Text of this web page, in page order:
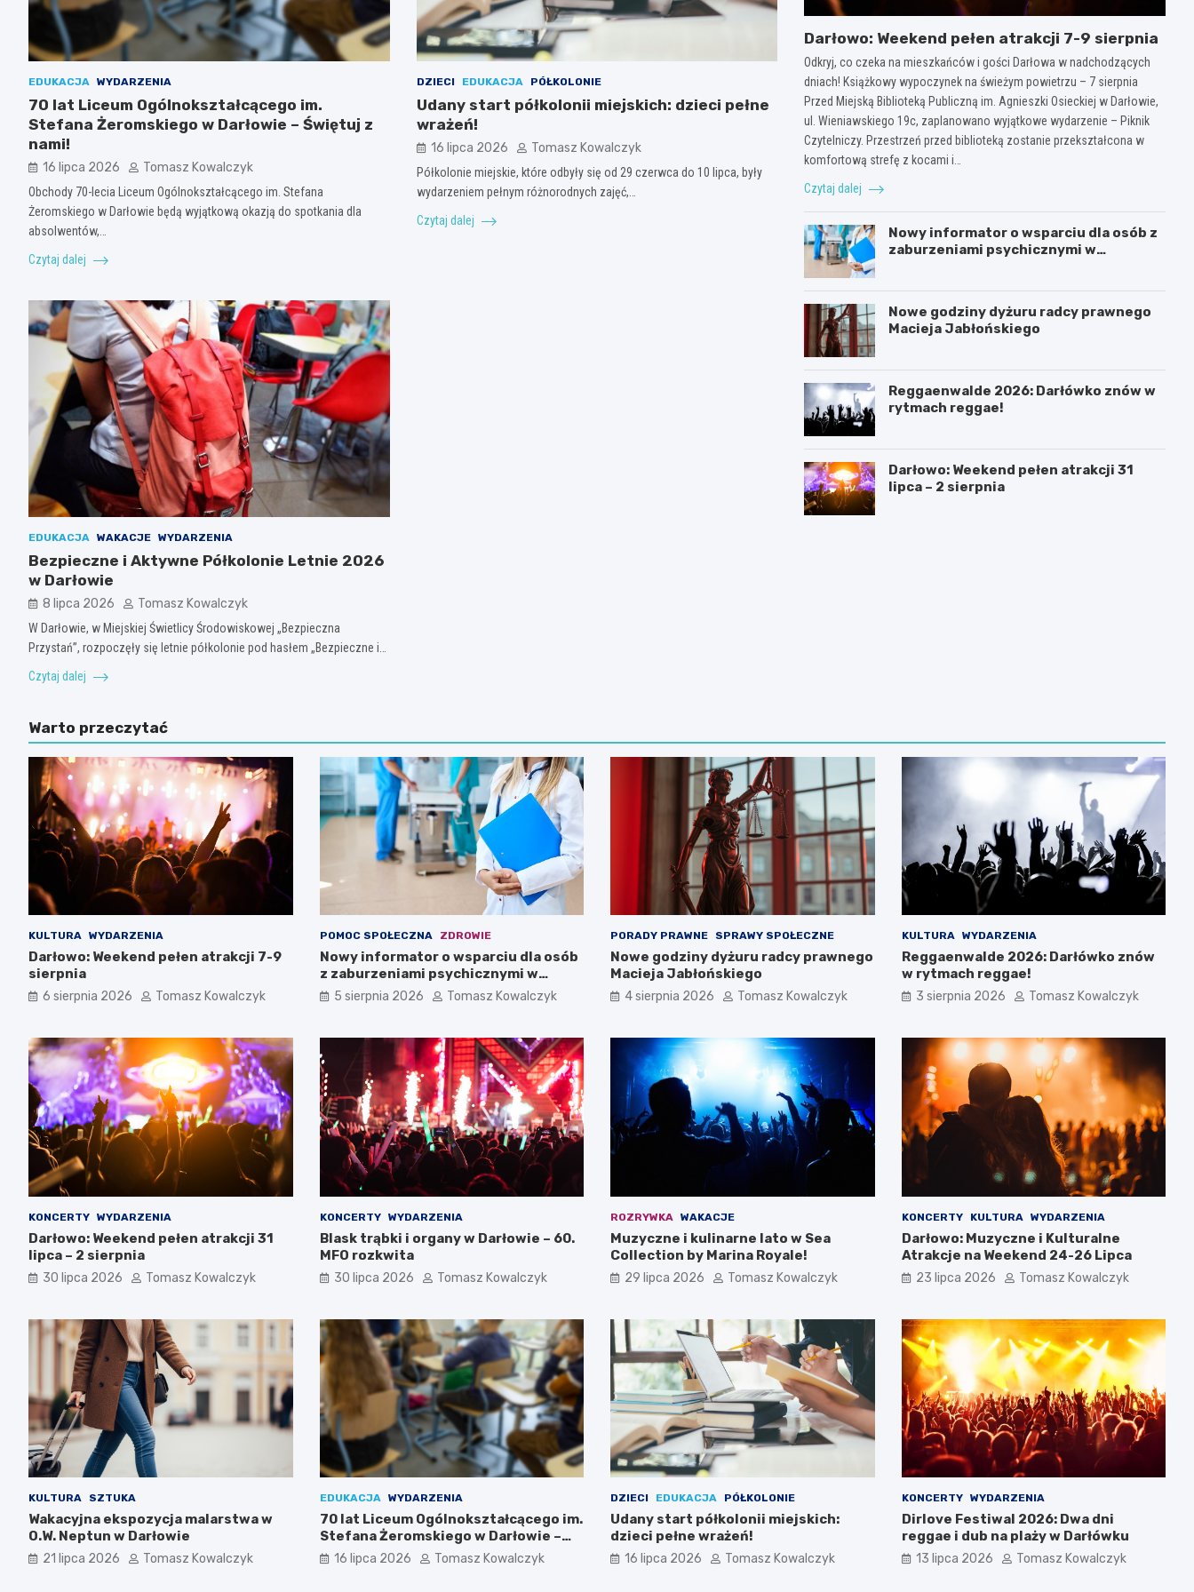
EDUKACJA WYDARZENIA
70 lat Liceum Ogólnokształcącego im.
Stefana Żeromskiego w Darłowie – Świętuj z
nami!
16 lipca 2026 Tomasz Kowalczyk
Obchody 70-lecia Liceum Ogólnokształcącego im. Stefana
Żeromskiego w Darłowie będą wyjątkową okazją do spotkania dla
absolwentów,…
Czytaj dalej
DZIECI EDUKACJA PÓŁKOLONIE
Udany start półkolonii miejskich: dzieci pełne
wrażeń!
16 lipca 2026 Tomasz Kowalczyk
Półkolonie miejskie, które odbyły się od 29 czerwca do 10 lipca, były
wydarzeniem pełnym różnorodnych zajęć,…
Czytaj dalej
EDUKACJA WAKACJE WYDARZENIA
Bezpieczne i Aktywne Półkolonie Letnie 2026
w Darłowie
8 lipca 2026 Tomasz Kowalczyk
W Darłowie, w Miejskiej Świetlicy Środowiskowej „Bezpieczna
Przystań”, rozpoczęły się letnie półkolonie pod hasłem „Bezpieczne i…
Czytaj dalej
Darłowo: Weekend pełen atrakcji 7-9 sierpnia
Odkryj, co czeka na mieszkańców i gości Darłowa w nadchodzących
dniach! Książkowy wypoczynek na świeżym powietrzu – 7 sierpnia
Przed Miejską Biblioteką Publiczną im. Agnieszki Osieckiej w Darłowie,
ul. Wieniawskiego 19c, zaplanowano wyjątkowe wydarzenie – Piknik
Czytelniczy. Przestrzeń przed biblioteką zostanie przekształcona w
komfortową strefę z kocami i…
Czytaj dalej
Nowy informator o wsparciu dla osób z
zaburzeniami psychicznymi w
Nowe godziny dyżuru radcy prawnego
Macieja Jabłońskiego
Reggaenwalde 2026: Darłówko znów w
rytmach reggae!
Darłowo: Weekend pełen atrakcji 31
lipca – 2 sierpnia
Warto przeczytać
KULTURA WYDARZENIA
Darłowo: Weekend pełen atrakcji 7-9
sierpnia
6 sierpnia 2026 Tomasz Kowalczyk
POMOC SPOŁECZNA ZDROWIE
Nowy informator o wsparciu dla osób
z zaburzeniami psychicznymi w
Zachodniopomorskiem na 2026 rok
5 sierpnia 2026 Tomasz Kowalczyk
PORADY PRAWNE SPRAWY SPOŁECZNE
Nowe godziny dyżuru radcy prawnego
Macieja Jabłońskiego
4 sierpnia 2026 Tomasz Kowalczyk
KULTURA WYDARZENIA
Reggaenwalde 2026: Darłówko znów
w rytmach reggae!
3 sierpnia 2026 Tomasz Kowalczyk
KONCERTY WYDARZENIA
Darłowo: Weekend pełen atrakcji 31
lipca – 2 sierpnia
30 lipca 2026 Tomasz Kowalczyk
KONCERTY WYDARZENIA
Blask trąbki i organy w Darłowie – 60.
MFO rozkwita
30 lipca 2026 Tomasz Kowalczyk
ROZRYWKA WAKACJE
Muzyczne i kulinarne lato w Sea
Collection by Marina Royale!
29 lipca 2026 Tomasz Kowalczyk
KONCERTY KULTURA WYDARZENIA
Darłowo: Muzyczne i Kulturalne
Atrakcje na Weekend 24-26 Lipca
23 lipca 2026 Tomasz Kowalczyk
KULTURA SZTUKA
Wakacyjna ekspozycja malarstwa w
O.W. Neptun w Darłowie
21 lipca 2026 Tomasz Kowalczyk
EDUKACJA WYDARZENIA
70 lat Liceum Ogólnokształcącego im.
Stefana Żeromskiego w Darłowie –
Świętuj z nami!
16 lipca 2026 Tomasz Kowalczyk
DZIECI EDUKACJA PÓŁKOLONIE
Udany start półkolonii miejskich:
dzieci pełne wrażeń!
16 lipca 2026 Tomasz Kowalczyk
KONCERTY WYDARZENIA
Dirlove Festiwal 2026: Dwa dni
reggae i dub na plaży w Darłówku
13 lipca 2026 Tomasz Kowalczyk